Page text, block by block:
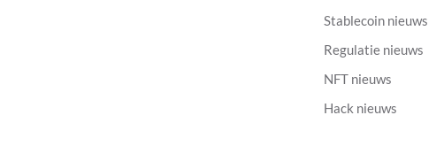
Stablecoin nieuws
Regulatie nieuws
NFT nieuws
Hack nieuws